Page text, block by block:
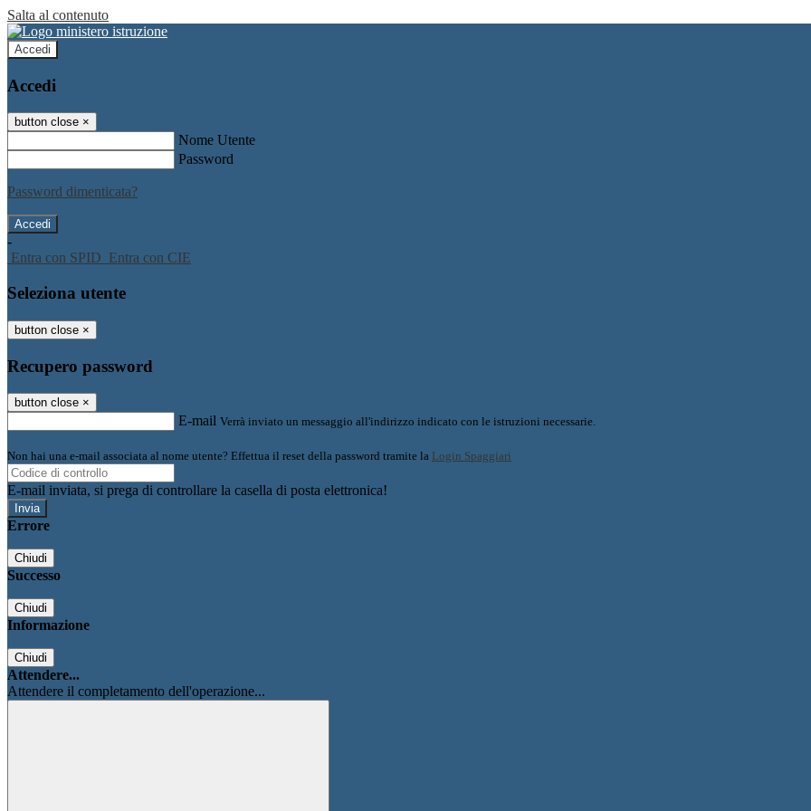
Salta al contenuto
Accedi
Accedi
button close ×
Nome Utente
Password
Password dimenticata?
-
Entra con SPID Entra con CIE
Seleziona utente
button close ×
Recupero password
button close ×
E-mail Verrà inviato un messaggio all'indirizzo indicato con le istruzioni necessarie.
Non hai una e-mail associata al nome utente? Effettua il reset della password tramite la Login Spaggiari
E-mail inviata, si prega di controllare la casella di posta elettronica!
Errore
Chiudi
Successo
Chiudi
Informazione
Chiudi
Attendere...
Attendere il completamento dell'operazione...